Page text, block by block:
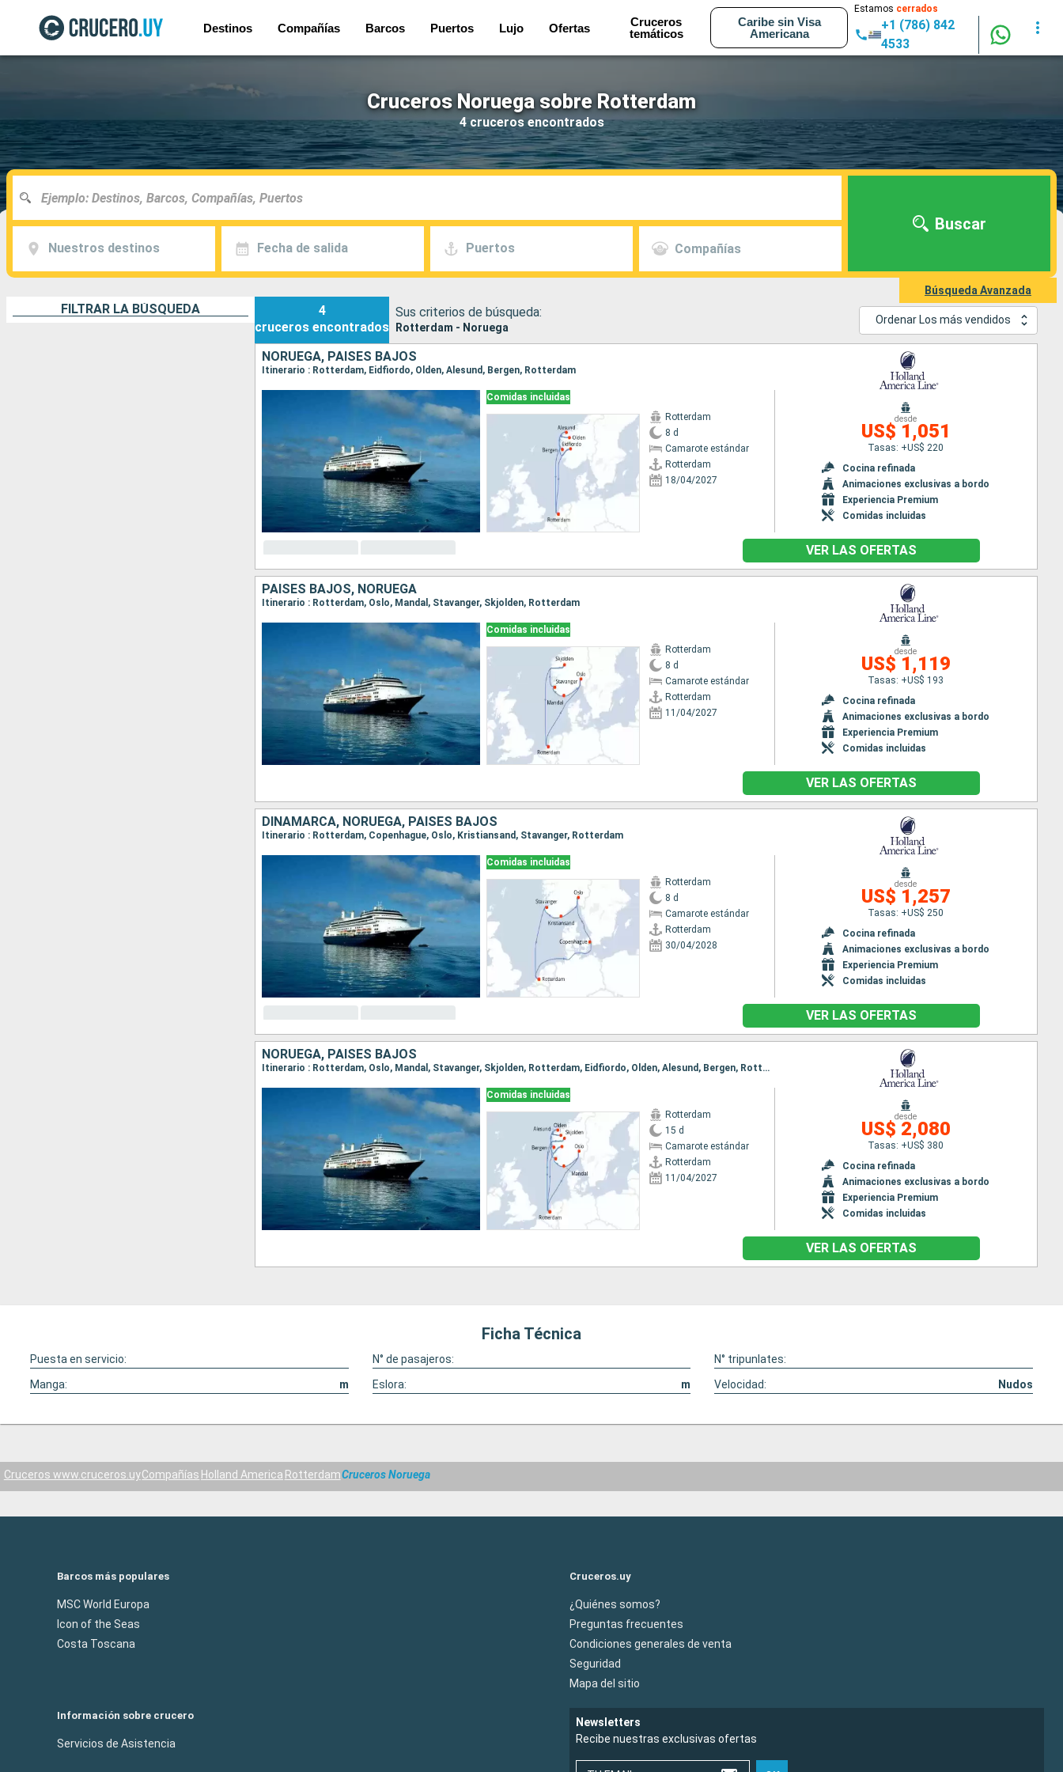
Destinos Compañías Barcos Puertos Lujo Ofertas
Cruceros
temáticos
Caribe sin Visa
Americana
Estamos cerrados
+1 (786) 842
4533
Cruceros Noruega sobre Rotterdam
4 cruceros encontrados
Nuestros destinos Fecha de salida Puertos Compañías
Buscar
Búsqueda Avanzada
FILTRAR LA BÚSQUEDA
4
cruceros encontrados
Sus criterios de búsqueda:
Rotterdam - Noruega
Ordenar Los más vendidos
NORUEGA, PAISES BAJOS
Itinerario : Rotterdam, Eidfiordo, Olden, Alesund, Bergen, Rotterdam
Comidas incluidas
Rotterdam
8 d
Camarote estándar
Rotterdam
18/04/2027
desde
US$ 1,051
Tasas: +US$ 220
Cocina refinada
Animaciones exclusivas a bordo
Experiencia Premium
Comidas incluidas
VER LAS OFERTAS
PAISES BAJOS, NORUEGA
Itinerario : Rotterdam, Oslo, Mandal, Stavanger, Skjolden, Rotterdam
Comidas incluidas
Rotterdam
8 d
Camarote estándar
Rotterdam
11/04/2027
desde
US$ 1,119
Tasas: +US$ 193
Cocina refinada
Animaciones exclusivas a bordo
Experiencia Premium
Comidas incluidas
VER LAS OFERTAS
DINAMARCA, NORUEGA, PAISES BAJOS
Itinerario : Rotterdam, Copenhague, Oslo, Kristiansand, Stavanger, Rotterdam
Comidas incluidas
Rotterdam
8 d
Camarote estándar
Rotterdam
30/04/2028
desde
US$ 1,257
Tasas: +US$ 250
Cocina refinada
Animaciones exclusivas a bordo
Experiencia Premium
Comidas incluidas
VER LAS OFERTAS
NORUEGA, PAISES BAJOS
Itinerario : Rotterdam, Oslo, Mandal, Stavanger, Skjolden, Rotterdam, Eidfiordo, Olden, Alesund, Bergen, Rotterdam
Comidas incluidas
Rotterdam
15 d
Camarote estándar
Rotterdam
11/04/2027
desde
US$ 2,080
Tasas: +US$ 380
Cocina refinada
Animaciones exclusivas a bordo
Experiencia Premium
Comidas incluidas
VER LAS OFERTAS
Ficha Técnica
Puesta en servicio: N° de pasajeros:
N° tripunlates:
Manga:
m Eslora: m Velocidad: Nudos
Cruceros www.cruceros.uyCompañías Holland America RotterdamCruceros Noruega
Barcos más populares
MSC World Europa
Icon of the Seas
Costa Toscana
Cruceros.uy
¿Quiénes somos?
Preguntas frecuentes
Condiciones generales de venta
Seguridad
Mapa del sitio
Información sobre crucero
Servicios de Asistencia
Newsletters
Recibe nuestras exclusivas ofertas